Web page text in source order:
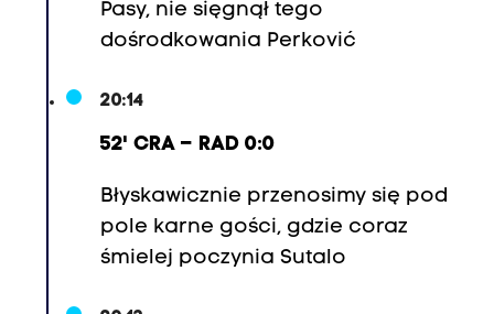
Pasy, nie sięgnął tego
dośrodkowania Perković
20:14
52' CRA – RAD 0:0
Błyskawicznie przenosimy się pod
pole karne gości, gdzie coraz
śmielej poczynia Sutalo